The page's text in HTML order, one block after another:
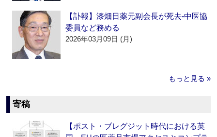
【訃報】漆畑日薬元副会長が死去‐中医協
委員など務める
2026年03月09日 (月)
もっと見る »
寄稿
【ポスト・ブレグジット時代における英